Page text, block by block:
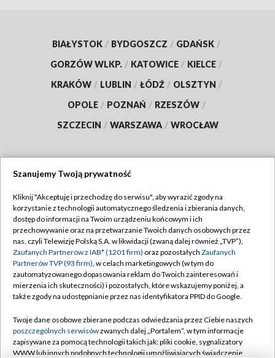
BIAŁYSTOK / BYDGOSZCZ / GDAŃSK /
GORZÓW WLKP. / KATOWICE / KIELCE /
KRAKÓW / LUBLIN / ŁÓDŹ / OLSZTYN /
OPOLE / POZNAŃ / RZESZÓW /
SZCZECIN / WARSZAWA / WROCŁAW
TVP
Abonament TVP
Emisja w TVP
Centrum informacji TVP
Naziemna Telewizja Cyfrowa
Rada Programowa
System NOS
Regulamin TVP
Polityka prywatności
Moje zgody
Pomoc
Kontakt
Szanujemy Twoją prywatność
Kliknij "Akceptuję i przechodzę do serwisu", aby wyrazić zgody na
korzystanie z technologii automatycznego śledzenia i zbierania danych,
dostęp do informacji na Twoim urządzeniu końcowym i ich
przechowywanie oraz na przetwarzanie Twoich danych osobowych przez
nas, czyli Telewizję Polską S.A. w likwidacji (zwaną dalej również „TVP”),
Zaufanych Partnerów z IAB* (1201 firm) oraz pozostałych Zaufanych
Partnerów TVP (93 firm), w celach marketingowych (w tym do
zautomatyzowanego dopasowania reklam do Twoich zainteresowań i
mierzenia ich skuteczności) i pozostałych, które wskazujemy poniżej, a
także zgody na udostępnianie przez nas identyfikatora PPID do Google.
Twoje dane osobowe zbierane podczas odwiedzania przez Ciebie naszych
poszczególnych serwisówzwanych dalej „Portalem”, w tym informacje
zapisywane za pomocą technologii takich jak: pliki cookie, sygnalizatory
WWW lub innych podobnych technologii umożliwiających świadczenie